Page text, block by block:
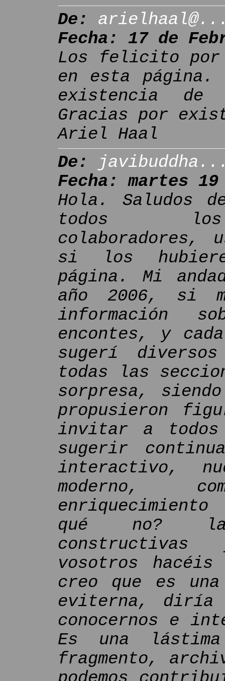
De:
Fecha: 17 de
Los felicito por
en esta
existencia
Gracias por
Ariel Haal
De:
Fecha: martes
Hola. Saludos
todos los
colaboradores,
si los
página. Mi
año 2006, si
información
encontes, y
sugerí
todas las
sorpresa,
propusieron
invitar a todos
sugerir
interactivo,
moderno,
qué no?
constructivas
vosotros
creo que es
eviterna, diría
conocernos e
Es una
fragmento,